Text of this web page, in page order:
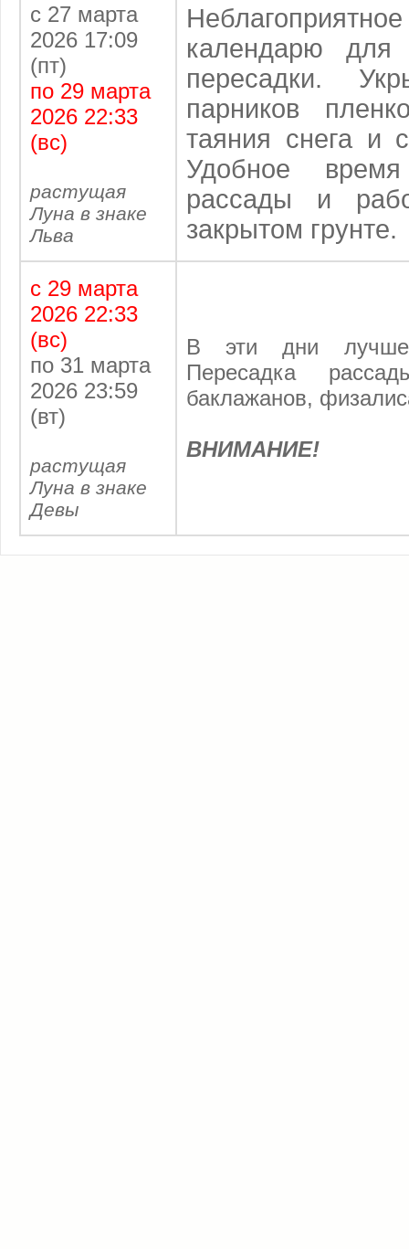
с 27 марта
2026 17:09
(пт)
по 29 марта
2026 22:33
(вс)
растущая
Луна в знаке
Льва
календарю для
пересадки.
парников
таяния снега и
Удобное
рассады и
закрытом грунте.
с 29 марта
2026 22:33
(вс)
по 31 марта
2026 23:59
(вт)
растущая
Луна в знаке
Девы
В эти дни
Пересадка
баклажанов,
ВНИМАНИЕ!